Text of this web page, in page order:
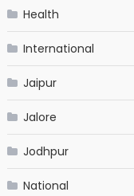
Health
International
Jaipur
Jalore
Jodhpur
National